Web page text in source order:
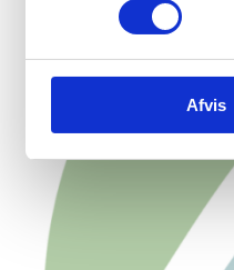
Afvis